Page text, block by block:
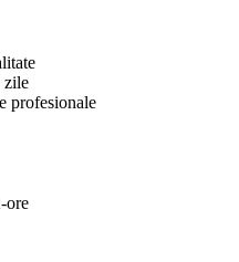
zile
profesionale